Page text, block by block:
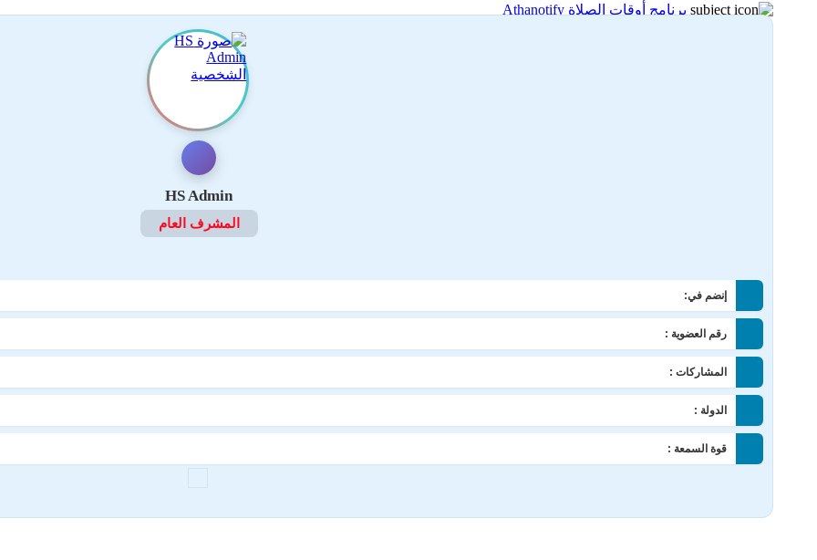
برنامج أوقات الصلاة Athanotify
03-05-2023 17:51
HS Admin
المشرف العام
إنضم في:
رقم العضوية :
المشاركات :
الدولة :
قوة السمعة :